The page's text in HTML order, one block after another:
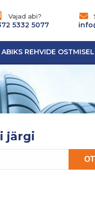
Vajad abi?
5332 5077
ABIKS REHVIDE OSTMISEL
järgi